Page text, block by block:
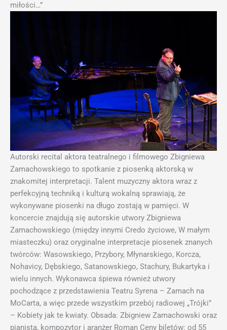
miłości…”
Autorski recital aktora teatralnego i filmowego Zbigniewa
Zamachowskiego to spotkanie z piosenką aktorską w
znakomitej interpretacji. Talent muzyczny aktora wraz z
perfekcyjną techniką i kulturą wokalną sprawiają, że
wykonywane piosenki na długo zostają w pamięci. W
koncercie znajdują się autorskie utwory Zbigniewa
Zamachowskiego (między innymi Credo życiowe, W małym
miasteczku) oraz oryginalne interpretacje piosenek znanych
twórców: Wasowskiego, Przybory, Młynarskiego, Korcza,
Nohavicy, Dębskiego, Satanowskiego, Stachury, Bukartyka i
wielu innych. Wykonawca śpiewa również utwory
pochodzące z przedstawienia Teatru Syrena – Zamach na
MoCarta, a więc przede wszystkim przebój radiowej „Trójki”
– Kobiety jak te kwiaty. Obsada: Zbigniew Zamachowski oraz
pianista, kompozytor i aranżer Roman Ceny biletów: od 55